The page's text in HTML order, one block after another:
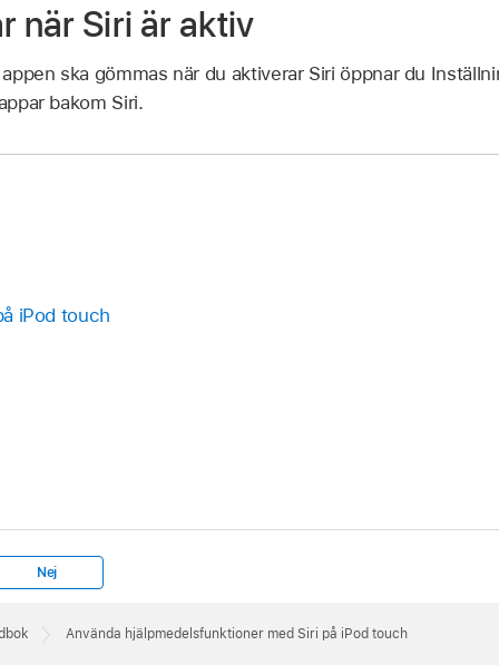
när Siri är aktiv
ska gömmas när du aktiverar Siri öppnar du
bakom Siri.
iPod touch
Nej
Använda hjälpmedelsfunktioner med Siri på iPod touch